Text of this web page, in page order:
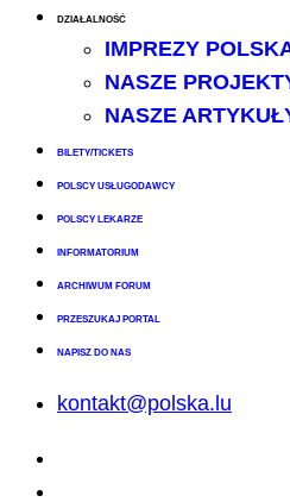
DZIAŁALNOŚĆ
IMPREZY
NASZE
NASZE
BILETY/TICKETS
POLSCY USŁUGODAWCY
POLSCY LEKARZE
INFORMATORIUM
ARCHIWUM FORUM
PRZESZUKAJ PORTAL
NAPISZ DO NAS
kontakt@polska.lu